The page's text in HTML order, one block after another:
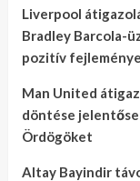
Liverpool
Bradley Barcola-
pozitív
Man United
döntése
Ördögöket
Altay Bayindir